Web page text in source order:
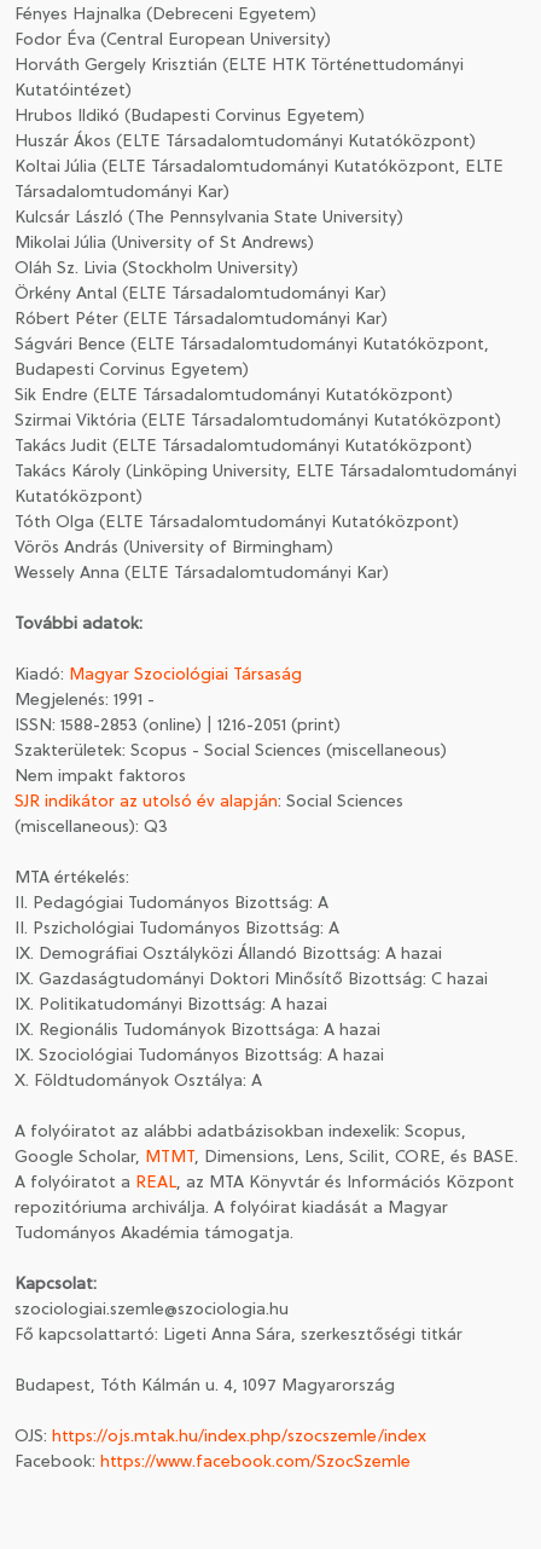
Fényes Hajnalka (Debreceni Egyetem)
Fodor Éva (Central European University)
Horváth Gergely Krisztián (ELTE HTK Történettudományi
Kutatóintézet)
Hrubos Ildikó (Budapesti Corvinus Egyetem)
Huszár Ákos (ELTE Társadalomtudományi Kutatóközpont)
Koltai Júlia (ELTE Társadalomtudományi Kutatóközpont, ELTE
Társadalomtudományi Kar)
Kulcsár László (The Pennsylvania State University)
Mikolai Júlia (University of St Andrews)
Oláh Sz. Livia (Stockholm University)
Örkény Antal (ELTE Társadalomtudományi Kar)
Róbert Péter (ELTE Társadalomtudományi Kar)
Ságvári Bence (ELTE Társadalomtudományi Kutatóközpont,
Budapesti Corvinus Egyetem)
Sik Endre (ELTE Társadalomtudományi Kutatóközpont)
Szirmai Viktória (ELTE Társadalomtudományi Kutatóközpont)
Takács Judit (ELTE Társadalomtudományi Kutatóközpont)
Takács Károly (Linköping University, ELTE Társadalomtudományi
Kutatóközpont)
Tóth Olga (ELTE Társadalomtudományi Kutatóközpont)
Vörös András (University of Birmingham)
Wessely Anna (ELTE Társadalomtudományi Kar)
További adatok:
Kiadó: Magyar Szociológiai Társaság
Megjelenés: 1991 -
ISSN: 1588-2853 (online) | 1216-2051 (print)
Szakterületek: Scopus - Social Sciences (miscellaneous)
Nem impakt faktoros
SJR indikátor az utolsó év alapján: Social Sciences
(miscellaneous): Q3
MTA értékelés:
II. Pedagógiai Tudományos Bizottság: A
II. Pszichológiai Tudományos Bizottság: A
IX. Demográfiai Osztályközi Állandó Bizottság: A hazai
IX. Gazdaságtudományi Doktori Minősítő Bizottság: C hazai
IX. Politikatudományi Bizottság: A hazai
IX. Regionális Tudományok Bizottsága: A hazai
IX. Szociológiai Tudományos Bizottság: A hazai
X. Földtudományok Osztálya: A
A folyóiratot az alábbi adatbázisokban indexelik: Scopus,
Google Scholar, MTMT, Dimensions, Lens, Scilit, CORE, és BASE.
A folyóiratot a REAL, az MTA Könyvtár és Információs Központ
repozitóriuma archiválja. A folyóirat kiadását a Magyar
Tudományos Akadémia támogatja.
Kapcsolat:
szociologiai.szemle@szociologia.hu
Fő kapcsolattartó: Ligeti Anna Sára, szerkesztőségi titkár
Budapest, Tóth Kálmán u. 4, 1097 Magyarország
OJS: https://ojs.mtak.hu/index.php/szocszemle/index
Facebook: https://www.facebook.com/SzocSzemle